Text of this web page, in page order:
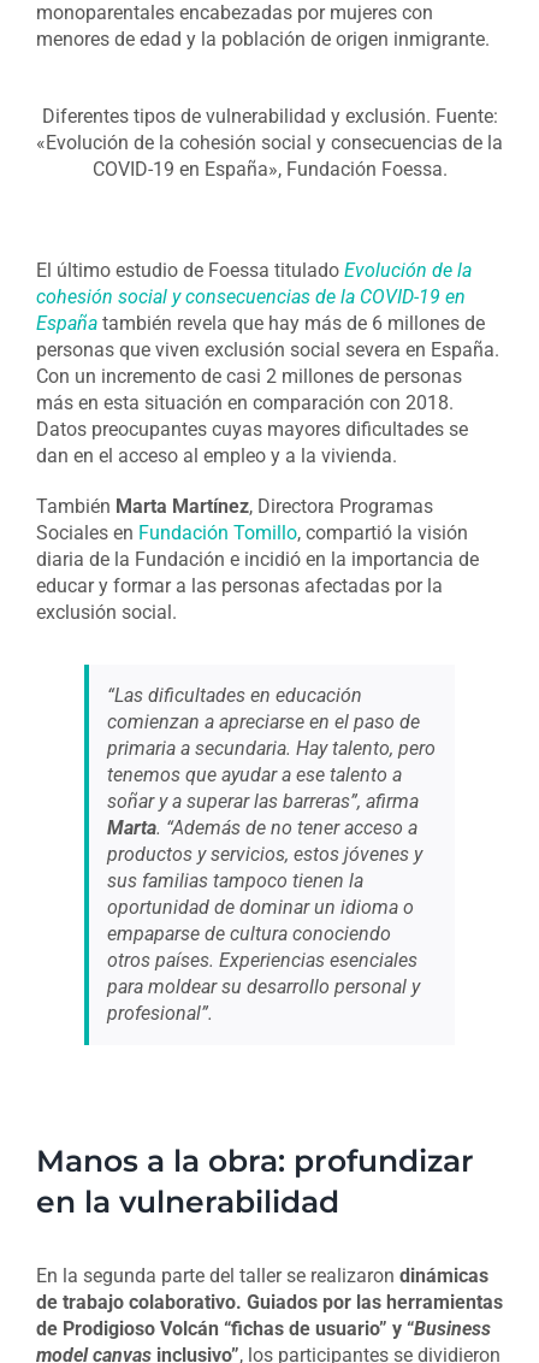
monoparentales encabezadas por mujeres con
menores de edad y la población de origen inmigrante.
Diferentes tipos de vulnerabilidad y exclusión. Fuente:
«Evolución de la cohesión social y consecuencias de la
COVID-19 en España», Fundación Foessa.
El último estudio de Foessa titulado Evolución de la
cohesión social y consecuencias de la COVID-19 en
Españatambién revela que hay más de 6 millones de
personas que viven exclusión social severa en España.
Con un incremento de casi 2 millones de personas
más en esta situación en comparación con 2018.
Datos preocupantes cuyas mayores dificultades se
dan en el acceso al empleo y a la vivienda.
También Marta Martínez, Directora Programas
Sociales en Fundación Tomillo, compartió la visión
diaria de la Fundación e incidió en la importancia de
educar y formar a las personas afectadas por la
exclusión social.
“Las dificultades en educación
comienzan a apreciarse en el paso de
primaria a secundaria. Hay talento, pero
tenemos que ayudar a ese talento a
soñar y a superar las barreras”, afirma
Marta. “Además de no tener acceso a
productos y servicios, estos jóvenes y
sus familias tampoco tienen la
oportunidad de dominar un idioma o
empaparse de cultura conociendo
otros países. Experiencias esenciales
para moldear su desarrollo personal y
profesional”.
Manos a la obra: profundizar
en la vulnerabilidad
En la segunda parte del taller se realizaron dinámicas
de trabajo colaborativo. Guiados por las herramientas
de Prodigioso Volcán “fichas de usuario” y “Business
model canvasinclusivo”, los participantes se dividieron